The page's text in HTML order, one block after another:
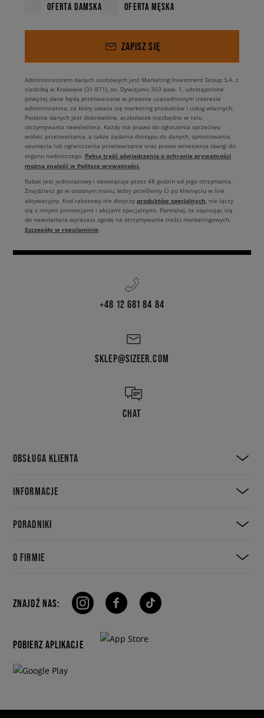
OFERTA DAMSKA OFERTA MĘSKA
ZAPISZ SIĘ
Administratorem danych osobowych jest Marketing Investment Group S.A. z
siedzibą w Krakowie (31-871), os. Dywizjonu 303 paw. 1, udostępnione
powyżej dane będą przetwarzane w prawnie uzasadnionym interesie
administratora, za który uważa się marketing produktów i usług własnych.
Podanie danych jest dobrowolne, aczkolwiek niezbędne w celu
otrzymywania newslettera. Każdy ma prawo do zgłoszenia sprzeciwu
wobec przetwarzania, a także żądania dostępu do danych, sprostowania,
usunięcia lub ograniczenia przetwarzania oraz prawo wniesienia skargi do
organu nadzorczego. Pełną treść oświadczenia o ochronie prywatności
można znaleźć w Polityce prywatności.
Rabat jest jednorazowy i obowiązuje przez 48 godzin od jego otrzymania.
Znajdziesz go w osobnym mailu, który prześlemy Ci po kliknięciu w link
aktywacyjny. Kod rabatowy nie dotyczy produktów specjalnych, nie łączy
się z innymi promocjami i akcjami specjalnymi. Pamiętaj, że zapisując się
do newslettera wyrażasz zgodę na otrzymywanie treści marketingowych.
Szczegóły w regulaminie.
+48 12 681 84 84
SKLEP@SIZEER.COM
CHAT
OBSŁUGA KLIENTA
INFORMACJE
PORADNIKI
O FIRMIE
ZNAJDŹ NAS:
POBIERZ APLIKACJE